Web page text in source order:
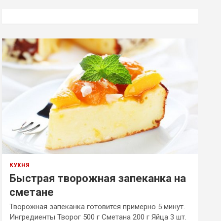
КУХНЯ
Быстрая творожная запеканка на
сметане
Творожная запеканка готовится примерно 5 минут.
Ингредиенты Творог 500 г Сметана 200 г Яйца 3 шт.